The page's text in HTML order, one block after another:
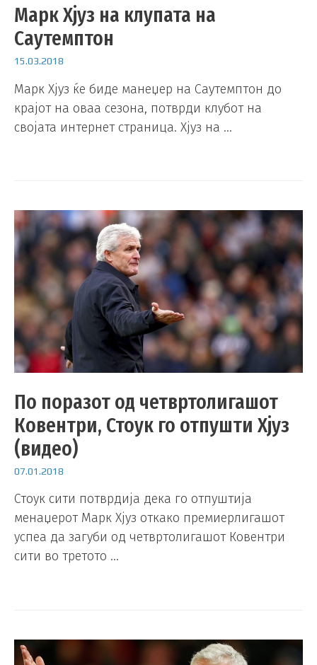
Марк Хјуз на клупата на
Саутемптон
15.03.2018
Марк Хјуз ќе биде манеџер на Саутемптон до
крајот на оваа сезона, потврди клубот на
својата интернет страница. Хјуз на …
По поразот од четвртолигашот
Ковентри, Стоук го отпушти Хјуз
(видео)
07.01.2018
Стоук сити потврдија дека го отпуштија
менаџерот Марк Хјуз откако премиерлигашот
успеа да загуби од четвртолигашот Ковентри
сити во третото …